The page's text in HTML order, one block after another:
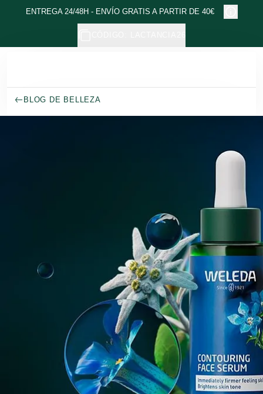
Ir al contenido principal
ENTREGA 24/48H - ENVÍO GRATIS A PARTIR DE 40€
BLOG DE BELLEZA